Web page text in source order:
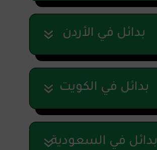
بدائل في الأردن
بدائل في الكويت
بدائل في السعودية